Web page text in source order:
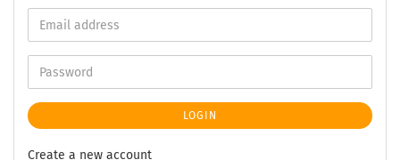
LOGIN
Create a new account